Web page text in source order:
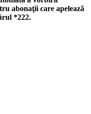
abonaţii care apelează
*222.